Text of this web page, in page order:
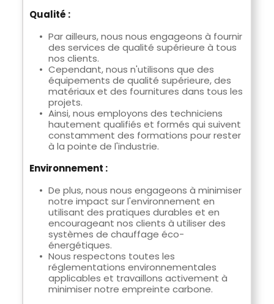
Qualité :
Par ailleurs, nous nous engageons à fournir
des services de qualité supérieure à tous
nos clients.
Cependant, nous n'utilisons que des
équipements de qualité supérieure, des
matériaux et des fournitures dans tous les
projets.
Ainsi, nous employons des techniciens
hautement qualifiés et formés qui suivent
constamment des formations pour rester
à la pointe de l'industrie.
Environnement :
De plus, nous nous engageons à minimiser
notre impact sur l'environnement en
utilisant des pratiques durables et en
encourageant nos clients à utiliser des
systèmes de chauffage éco-
énergétiques.
Nous respectons toutes les
réglementations environnementales
applicables et travaillons activement à
minimiser notre empreinte carbone.